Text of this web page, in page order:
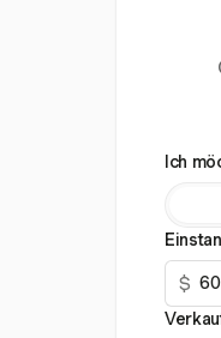
Ich
$